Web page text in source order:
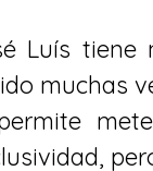
Luís tiene
muchas